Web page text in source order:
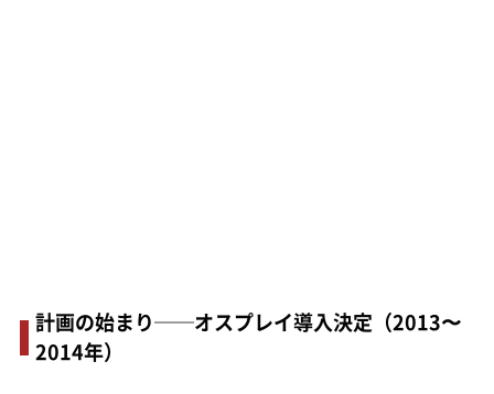
計画の始まり──オスプレイ導入決定（2013〜
2014年）